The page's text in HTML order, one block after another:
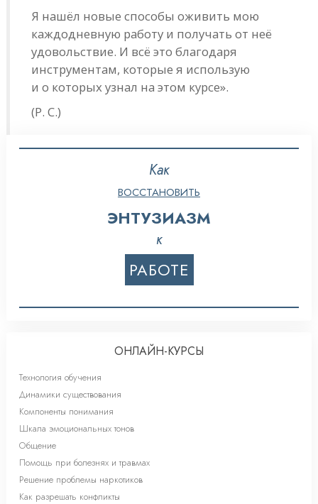
Я нашёл новые способы оживить мою
каждодневную работу и получать от неё
удовольствие. И всё это благодаря
инструментам, которые я использую
и о которых узнал на этом курсе».
(Р. С.)
Как
ВОССТАНОВИТЬ
ЭНТУЗИАЗМ
к
РАБОТЕ
ОНЛАЙН-КУРСЫ
Технология обучения
Динамики существования
Компоненты понимания
Шкала эмоциональных тонов
Общение
Помощь при болезнях и травмах
Решение проблемы наркотиков
Как разрешать конфликты